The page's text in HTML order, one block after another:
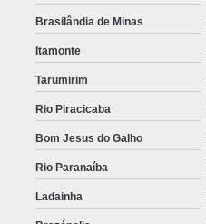
Brasilândia de Minas
Itamonte
Tarumirim
Rio Piracicaba
Bom Jesus do Galho
Rio Paranaíba
Ladainha